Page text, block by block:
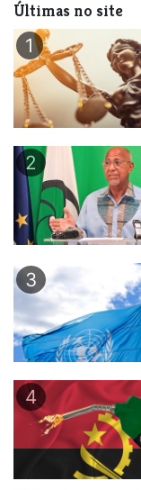
Últimas no site
1
2
3
4